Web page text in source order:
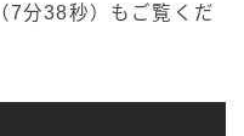
7分38秒）もご覧くだ